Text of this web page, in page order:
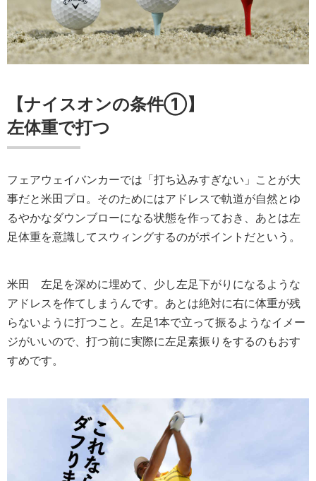
【ナイスオンの条件①】
左体重で打つ
フェアウェイバンカーでは「打ち込みすぎない」ことが大
事だと米田プロ。そのためにはアドレスで軌道が自然とゆ
るやかなダウンブローになる状態を作っておき、あとは左
足体重を意識してスウィングするのがポイントだという。
米田 左足を深めに埋めて、少し左足下がりになるような
アドレスを作てしまうんです。あとは絶対に右に体重が残
らないように打つこと。左足1本で立って振るようなイメー
ジがいいので、打つ前に実際に左足素振りをするのもおす
すめです。